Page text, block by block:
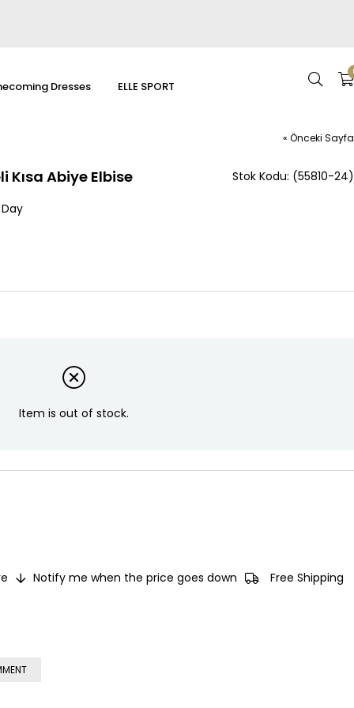
Dresses ELLE SPORT
« Önceki Sayfa
Abiye Elbise (55810-24)
Item is out of stock.
Notify me when the price goes down Free Shipping